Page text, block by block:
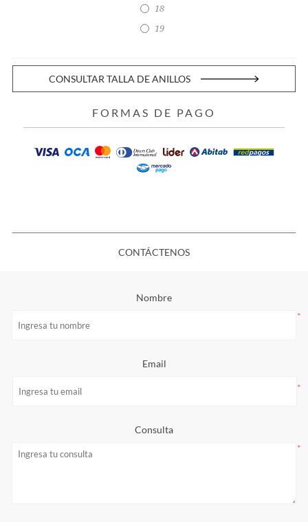
18
19
CONSULTAR TALLA DE ANILLOS
FORMAS DE PAGO
CONTÁCTENOS
Nombre
*
Email
*
Consulta
*